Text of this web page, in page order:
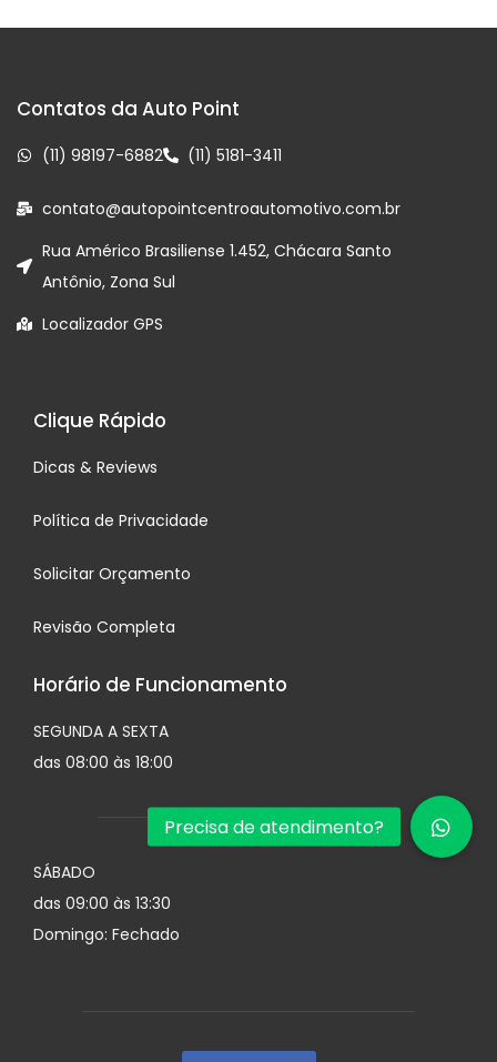
Contatos da Auto Point
(11) 98197-6882 (11) 5181-3411
contato@autopointcentroautomotivo.com.br
Rua Américo Brasiliense 1.452, Chácara Santo
Antônio, Zona Sul
Localizador GPS
Clique Rápido
Dicas & Reviews
Política de Privacidade
Solicitar Orçamento
Revisão Completa
Horário de Funcionamento
SEGUNDA A SEXTA
das 08:00 às 18:00
SÁBADO
das 09:00 às 13:30
Domingo: Fechado